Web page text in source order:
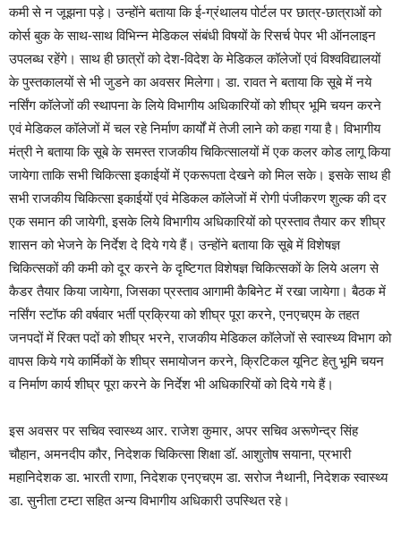
कमी से न जूझना पड़े। उन्होंने बताया कि ई-ग्रंथालय पोर्टल पर छात्र-छात्राओं को
कोर्स बुक के साथ-साथ विभिन्न मेडिकल संबंधी विषयों के रिसर्च पेपर भी ऑनलाइन
उपलब्ध रहेंगे। साथ ही छात्रों को देश-विदेश के मेडिकल कॉलेजों एवं विश्वविद्यालयों
के पुस्तकालयों से भी जुडने का अवसर मिलेगा। डा. रावत ने बताया कि सूबे में नये
नर्सिंग कॉलेजों की स्थापना के लिये विभागीय अधिकारियों को शीघ्र भूमि चयन करने
एवं मेडिकल कॉलेजों में चल रहे निर्माण कार्यों में तेजी लाने को कहा गया है। विभागीय
मंत्री ने बताया कि सूबे के समस्त राजकीय चिकित्सालयों में एक कलर कोड लागू किया
जायेगा ताकि सभी चिकित्सा इकाईयों में एकरूपता देखने को मिल सके। इसके साथ ही
सभी राजकीय चिकित्सा इकाईयों एवं मेडिकल कॉलेजों में रोगी पंजीकरण शुल्क की दर
एक समान की जायेगी, इसके लिये विभागीय अधिकारियों को प्रस्ताव तैयार कर शीघ्र
शासन को भेजने के निर्देश दे दिये गये हैं। उन्होंने बताया कि सूबे में विशेषज्ञ
चिकित्सकों की कमी को दूर करने के दृष्टिगत विशेषज्ञ चिकित्सकों के लिये अलग से
कैडर तैयार किया जायेगा, जिसका प्रस्ताव आगामी कैबिनेट में रखा जायेगा। बैठक में
नर्सिंग स्टॉफ की वर्षवार भर्ती प्रक्रिया को शीघ्र पूरा करने, एनएचएम के तहत
जनपदों में रिक्त पदों को शीघ्र भरने, राजकीय मेडिकल कॉलेजों से स्वास्थ्य विभाग को
वापस किये गये कार्मिकों के शीघ्र समायोजन करने, क्रिटिकल यूनिट हेतु भूमि चयन
व निर्माण कार्य शीघ्र पूरा करने के निर्देश भी अधिकारियों को दिये गये हैं।
इस अवसर पर सचिव स्वास्थ्य आर. राजेश कुमार, अपर सचिव अरूणेन्द्र सिंह
चौहान, अमनदीप कौर, निदेशक चिकित्सा शिक्षा डॉ. आशुतोष सयाना, प्रभारी
महानिदेशक डा. भारती राणा, निदेशक एनएचएम डा. सरोज नैथानी, निदेशक स्वास्थ्य
डा. सुनीता टम्टा सहित अन्य विभागीय अधिकारी उपस्थित रहे।